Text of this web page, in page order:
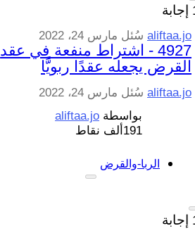
إجابة
aliftaa.jo سُئل مارس 24، 2022
4927 - اشتراط منفعة في عقد
القرض يجعله عقدًا ربويًّا
aliftaa.jo سُئل مارس 24، 2022
بواسطة aliftaa.jo
191ألف
نقاط
الربا-والقرض
إجابة